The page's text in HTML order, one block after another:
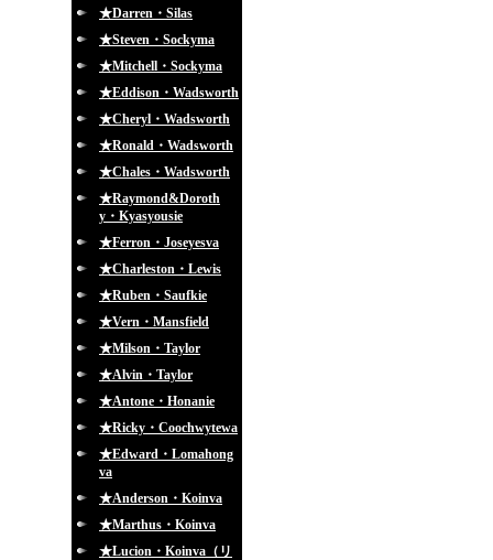
★Darren・Silas
★Steven・Sockyma
★Mitchell・Sockyma
★Eddison・Wadsworth
★Cheryl・Wadsworth
★Ronald・Wadsworth
★Chales・Wadsworth
★Raymond&Doroth
y・Kyasyousie
★Ferron・Joseyesva
★Charleston・Lewis
★Ruben・Saufkie
★Vern・Mansfield
★Milson・Taylor
★Alvin・Taylor
★Antone・Honanie
★Ricky・Coochwytewa
★Edward・Lomahong
va
★Anderson・Koinva
★Marthus・Koinva
★Lucion・Koinva（リ